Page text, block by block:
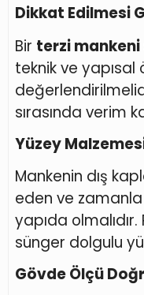
Dikkat Edilmesi
Bir terzi mankeni
teknik ve yapısal
sırasında verim
Yüzey
Mankenin dış
eden ve
yapıda
sünger dolgulu
Gövde Ölçü